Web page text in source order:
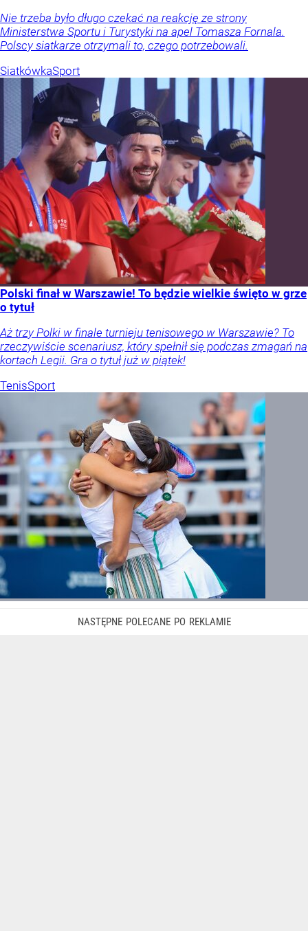
Nie trzeba było długo czekać na reakcję ze strony
Ministerstwa Sportu i Turystyki na apel Tomasza Fornala.
Polscy siatkarze otrzymali to, czego potrzebowali.
SiatkówkaSport
Polski finał w Warszawie! To będzie wielkie święto w grze
o tytuł
Aż trzy Polki w finale turnieju tenisowego w Warszawie? To
rzeczywiście scenariusz, który spełnił się podczas zmagań na
kortach Legii. Gra o tytuł już w piątek!
TenisSport